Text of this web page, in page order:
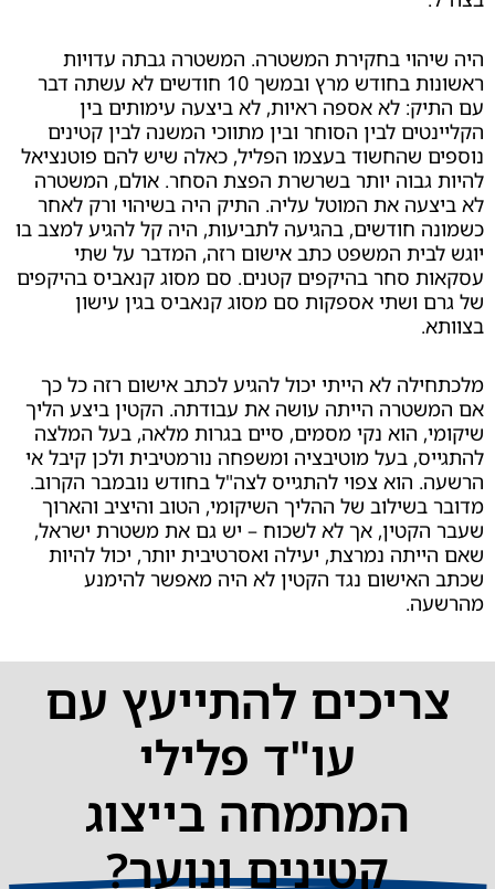
בחקירת המשטרה. המשטרה גבתה עדויות
ראשונות בחודש מרץ ובמשך 10 חודשים לא עשתה דבר
לא אספה ראיות, לא ביצעה עימותים בין
לבין הסוחר ובין מתווכי המשנה לבין קטינים
שהחשוד בעצמו הפליל, כאלה שיש להם פוטנציאל
יותר בשרשרת הפצת הסחר. אולם, המשטרה
את המוטל עליה. התיק היה בשיהוי ורק לאחר
חודשים, בהגיעה לתביעות, היה קל להגיע למצב בו
המשפט כתב אישום רזה, המדבר על שתי
סחר בהיקפים קטנים. סם מסוג קנאביס בהיקפים
אספקות סם מסוג קנאביס בגין עישון
לא הייתי יכול להגיע לכתב אישום רזה כל כך
הייתה עושה את עבודתה. הקטין ביצע הליך
הוא נקי מסמים, סיים בגרות מלאה, בעל המלצה
בעל מוטיבציה ומשפחה נורמטיבית ולכן קיבל אי
צפוי להתגייס לצה"ל בחודש נובמבר הקרוב.
של ההליך השיקומי, הטוב והיציב והארוך
אך לא לשכוח – יש גם את משטרת ישראל,
נמרצת, יעילה ואסרטיבית יותר, יכול להיות
נגד הקטין לא היה מאפשר להימנע
להתייעץ עם
עו"ד פלילי
המתמחה בייצוג
קטינים ונוער?